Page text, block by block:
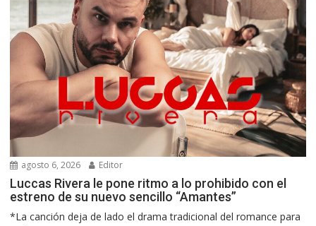
agosto 6, 2026 Editor
Luccas Rivera le pone ritmo a lo prohibido con el
estreno de su nuevo sencillo “Amantes”
*La canción deja de lado el drama tradicional del romance para